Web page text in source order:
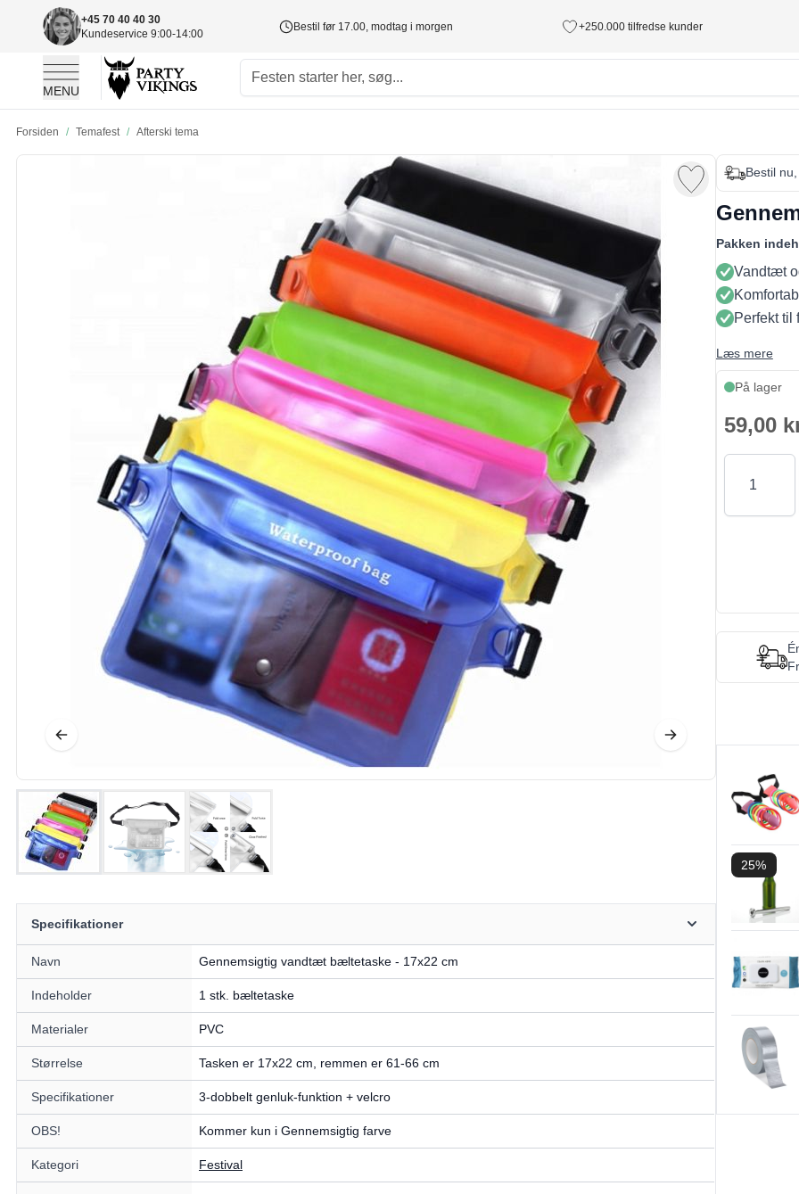
+45 70 40 40 30
Kundeservice 9:00-14:00
Bestil før 17.00, modtag i morgen +250.000 tilfredse kunder
MENU
Forsiden / Temafest / Afterski tema
Specifikationer
Navn Gennemsigtig vandtæt bæltetaske - 17x22 cm
Indeholder 1 stk. bæltetaske
Materialer PVC
Størrelse Tasken er 17x22 cm, remmen er 61-66 cm
Specifikationer 3-dobbelt genluk-funktion + velcro
OBS! Kommer kun i Gennemsigtig farve
Kategori Festival
Bestil
Pakken
Vandtæt
Perfekt til
Læs mere
På lager
59,00
Antal
25%